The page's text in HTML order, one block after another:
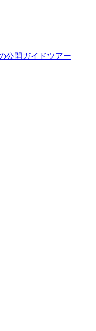
公開ガイドツアー